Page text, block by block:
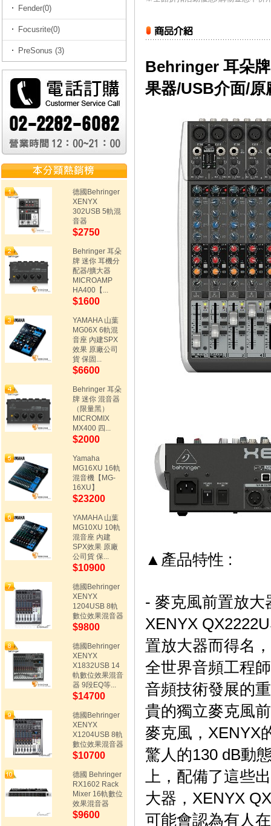
Fender(0)
Focusrite(0)
PreSonus (3)
德國Behringer
XENYX
302USB 5軌混
音器
$2750
Behringer 耳朵
牌 迷你 耳機分
配器/擴大器
MICROAMP
HA400【...
$1600
YAMAHA 山葉
MG06X 6軌混
音座 內建SPX
效果 原廠公司
貨 保固...
$6600
Behringer 耳朵
牌 迷你 混音器
（限量黑）
MICROMIX
MX400 四...
$2000
Yamaha
MG16XU 16軌
混音機【MG-
16XU】
$23200
YAMAHA 山葉
MG10XU 10軌
混音座 內建
SPX效果 原廠
公司貨 保...
$10900
德國Behringer
XENYX
1204USB 8軌
數位效果混音器
$9800
德國Behringer
XENYX
X1832USB 14
軌數位效果混音
器 9段EQ等...
$14700
德國Behringer
XENYX
X1204USB 8軌
數位效果混音器
$10700
德國 Behringer
RX1602 Rack
Mixer 16軌數位
效果混音器
$9600
Behringer 耳朵
果器/USB介面/
▲ 產品特性 :
- 麥克風前置放
XENYX
置放大器而得名
全世界音頻工程
音頻技術發展的
貴的獨立麥克風
麥克風，XENYX
驚人的130 dB動
上，配備了這些
大器，XENYX
可能會認為有人